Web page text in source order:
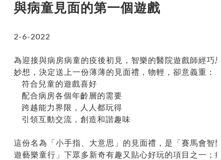
與病童見面的第一個遊戲
2-6-2022
為迎接與病房病童的疫後初見，智樂的醫院遊戲師經巧
妙想，決定送上一份薄薄的見面禮，物輕，卻意義重：
符合兒童的遊戲喜好
配合病房各個年齡層的需要
跨越能力界限，人人都玩得
引領互動交流，創造和諧趣味
這份名為「小手指、大意思」的見面禮，是「賽馬會智
遊藝樂童行」下眾多新奇有趣又貼心好玩的項目之一；